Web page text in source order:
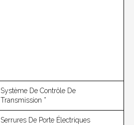
Système De Contrôle De
Transmission *
Serrures De Porte Électriques